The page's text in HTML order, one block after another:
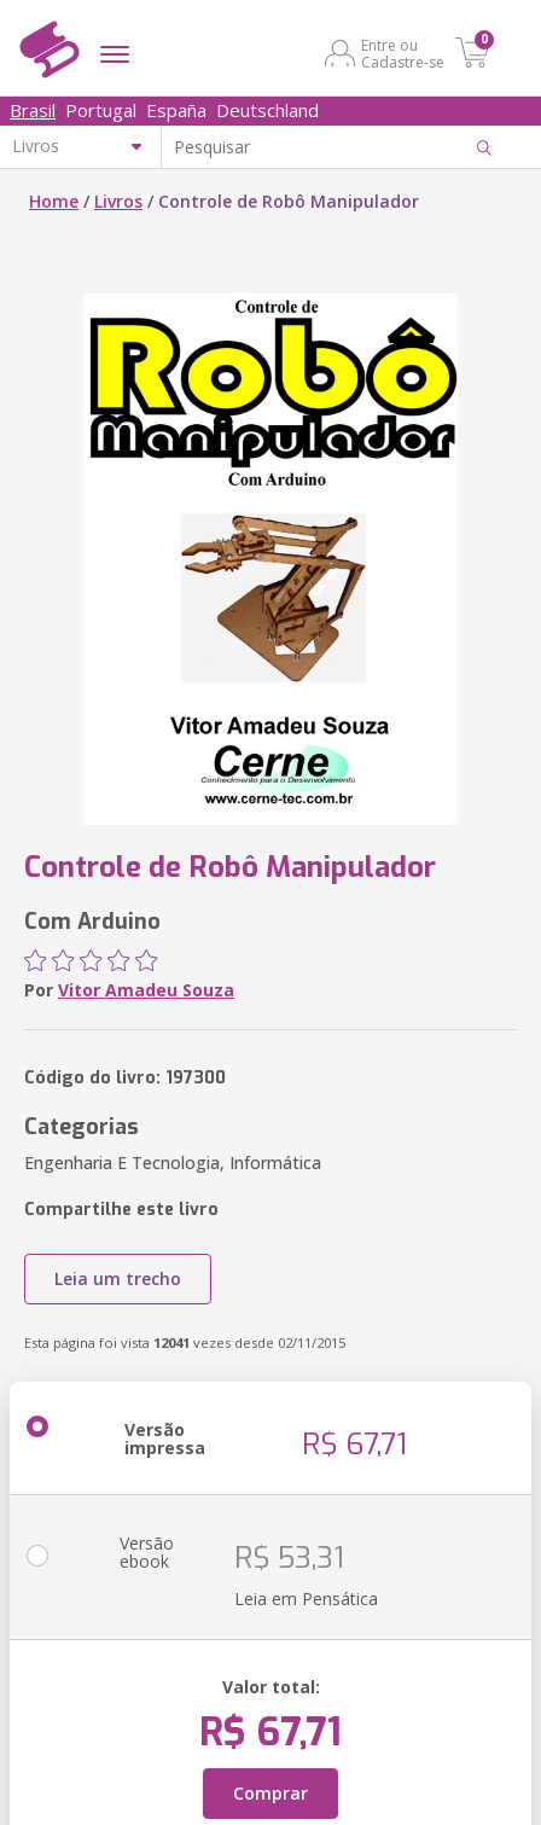
Entre ou
Cadastre-se
0
Brasil Portugal España Deutschland
Home / Livros / Controle de Robô Manipulador
Controle de Robô Manipulador
Com Arduino
Por Vitor Amadeu Souza
Código do livro: 197300
Categorias
Engenharia E Tecnologia, Informática
Compartilhe este livro
Leia um trecho
Esta página foi vista 12041 vezes desde 02/11/2015
Versão
impressa R$ 67,71
Versão
ebook R$ 53,31
Leia em Pensática
Valor total:
R$ 67,71
Comprar